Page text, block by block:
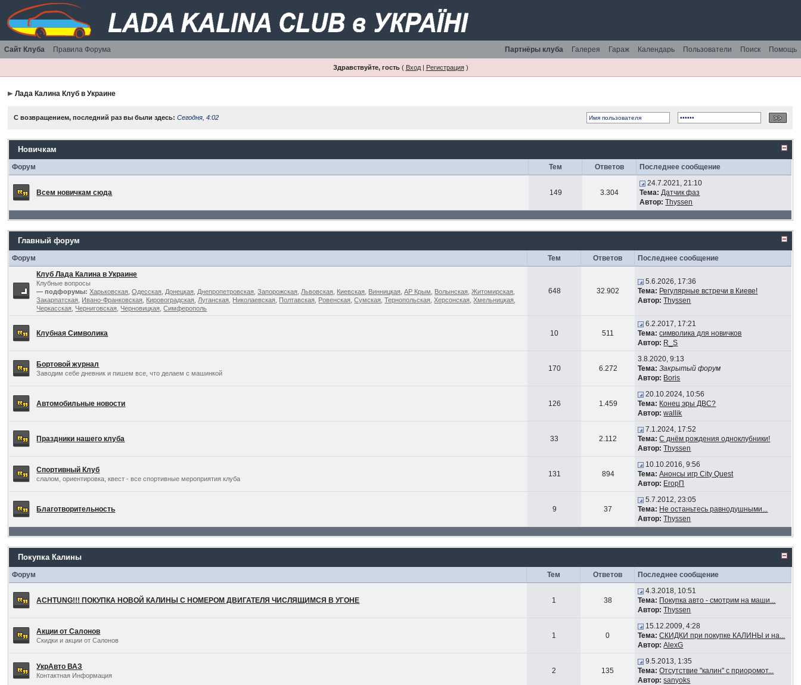
Сайт Клуба Правила Форума Помощь
Поиск
Пользователи
Календарь
Гараж
Галерея
Партнёры клуба
Здравствуйте, гость( Вход| Регистрация)
Лада Калина Клуб в Украине
С возвращением, последний раз вы были здесь:Сегодня, 4:02
Новичкам
Форум Тем Ответов Последнее сообщение
Всем новичкам сюда 149 3.304
24.7.2021, 21:10
Тема: Датчик фаз
Автор: Thyssen
Главный форум
Форум Тем Ответов
Последнее сообщение
Клуб Лада Калина в Украине
Клубные вопросы
— подфорумы: Харьковская ,Одесская Донецкая Днепропетровская ,Запорожская Львовская Киевская Винницкая ,АР Крым Волынская ,Житомирская
Закарпатская Ивано-Франковская Кировоградская Луганская Николаевская Полтавская Ровенская ,Сумская ,Тернопольская ,Херсонская ,Хмельницкая
Черкасская Черниговская Черновицкая ,Симферополь
648 32.902
5.6.2026, 17:36
Тема: Регулярные встречи в Киеве!
Автор: Thyssen
Клубная Символика 10 511
6.2.2017, 17:21
Тема: символика для новичков
Автор: R_S
Бортовой журнал
Заводим себе дневник и пишем все, что делаем с машинкой
170 6.272
3.8.2020, 9:13
Тема: Закрытый форум
Автор: Boris
Автомобильные новости 126 1.459
20.10.2024, 10:56
Тема: Конец эры ДВС?
Автор: wallik
Праздники нашего клуба 33 2.112
7.1.2024, 17:52
Тема: С днём рождения одноклубники!
Автор: Thyssen
Спортивный Клуб
слалом, ориентировка, квест - все спортивные мероприятия клуба
131 894
10.10.2016, 9:56
Тема: Анонсы игр City Quest
Автор: ЕгорП
Благотворительность 9 37
5.7.2012, 23:05
Тема: Не останьтесь равнодушными...
Автор: Thyssen
Покупка Калины
Форум Тем Ответов Последнее сообщение
ACHTUNG!!! ПОКУПКА НОВОЙ КАЛИНЫ С НОМЕРОМ ДВИГАТЕЛЯ ЧИСЛЯЩИМСЯ В УГОНЕ 1 38
4.3.2018, 10:51
Тема: Покупка авто - смотрим на маши...
Автор: Thyssen
Акции от Салонов
Скидки и акции от Салонов
1 0
15.12.2009, 4:28
Тема: СКИДКИ при покупке КАЛИНЫ и на...
Автор: AlexG
УкрАвто ВАЗ
Контактная Информация
2 135
9.5.2013, 1:35
Тема: Отсутствие "калин" с приоромот...
Автор: sanyoks